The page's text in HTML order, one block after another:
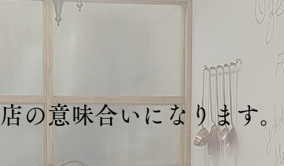
の意味合いになります。